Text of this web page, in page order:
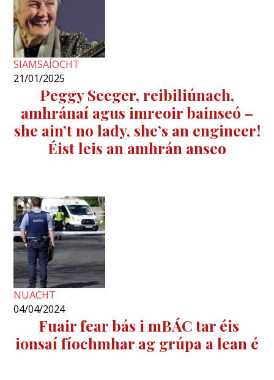
SIAMSAÍOCHT
21/01/2025
Peggy Seeger, reibiliúnach,
amhránaí agus imreoir bainseó –
she ain’t no lady, she’s an engineer!
Éist leis an amhrán anseo
NUACHT
04/04/2024
Fuair fear bás i mBÁC tar éis
ionsaí fíochmhar ag grúpa a lean é